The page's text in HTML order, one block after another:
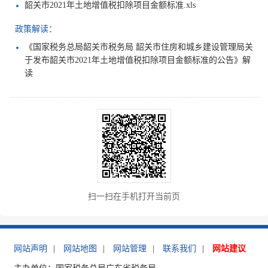
韶关市2021年土地增值税扣除项目金额标准.xls
政策解读：
《国家税务总局韶关市税务局 韶关市住房和城乡建设管理局关
于发布韶关市2021年土地增值税扣除项目金额标准的公告》解
读
扫一扫在手机打开当前页
网站声明 | 网站地图 | 网站管理 | 联系我们 | 网站建议